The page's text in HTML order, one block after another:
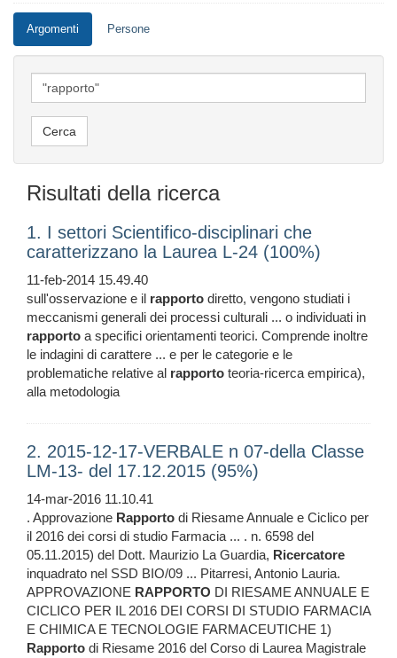
Argomenti Persone
Risultati della ricerca
1. I settori Scientifico-disciplinari che
caratterizzano la Laurea L-24 (100%)
11-feb-2014 15.49.40
sull'osservazione e il rapporto diretto, vengono studiati i
meccanismi generali dei processi culturali ... o individuati in
rapporto a specifici orientamenti teorici. Comprende inoltre
le indagini di carattere ... e per le categorie e le
problematiche relative al rapporto teoria-ricerca empirica),
alla metodologia
2. 2015-12-17-VERBALE n 07-della Classe
LM-13- del 17.12.2015 (95%)
14-mar-2016 11.10.41
. Approvazione Rapporto di Riesame Annuale e Ciclico per
il 2016 dei corsi di studio Farmacia ... . n. 6598 del
05.11.2015) del Dott. Maurizio La Guardia, Ricercatore
inquadrato nel SSD BIO/09 ... Pitarresi, Antonio Lauria.
APPROVAZIONE RAPPORTO DI RIESAME ANNUALE E
CICLICO PER IL 2016 DEI CORSI DI STUDIO FARMACIA
E CHIMICA E TECNOLOGIE FARMACEUTICHE 1)
Rapporto di Riesame 2016 del Corso di Laurea Magistrale